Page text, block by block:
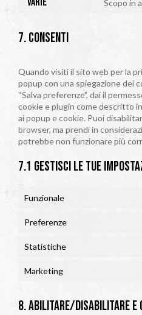
Scopo in
7. Consenti
Quando visiti il sito web per la
popup con una spiegazione dei
“Salva preferenze”, dai il
cookie e plugin come descritto
ai popup e cookie. Puoi
browser, ma prendi in
potrebbe non funzionare più
7.1 Gestisci le tue
Funzionale
Preferenze
Statistiche
Marketing
8. Abilitare/disabilitare e